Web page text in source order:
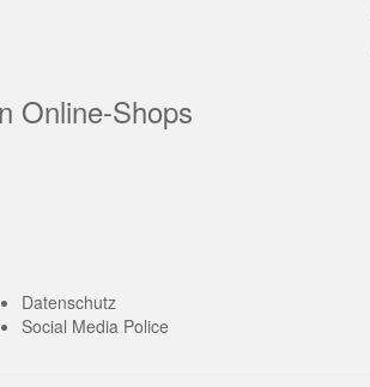
Online-Shops
Datenschutz
Social Media Police